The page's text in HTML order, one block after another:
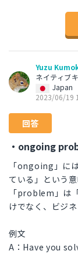
Yuzu
ネイティブ
Japan
2023/06/19
回答
・ongoing
「ongoing」に
ている」という意
「problem」は
けでなく、ビジ
例文
A：Have you